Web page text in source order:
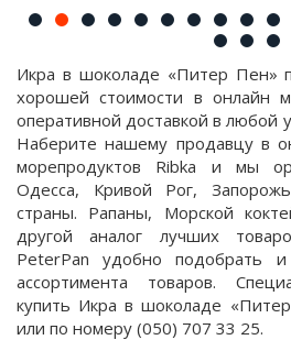
Икра в шоколаде «Питер Пен»
хорошей стоимости в онлайн
оперативной доставкой в любой
Наберите нашему продавцу в
морепродуктов Ribka и мы
Одесса, Кривой Рог,
страны. Рапаны, Морской
другой аналог лучших
PeterPan удобно подобрать
ассортимента товаров.
купить Икра в шоколаде
или по номеру (050) 707 33 25.